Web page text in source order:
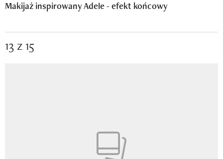
Makijaż inspirowany Adele - efekt końcowy
13 z 15